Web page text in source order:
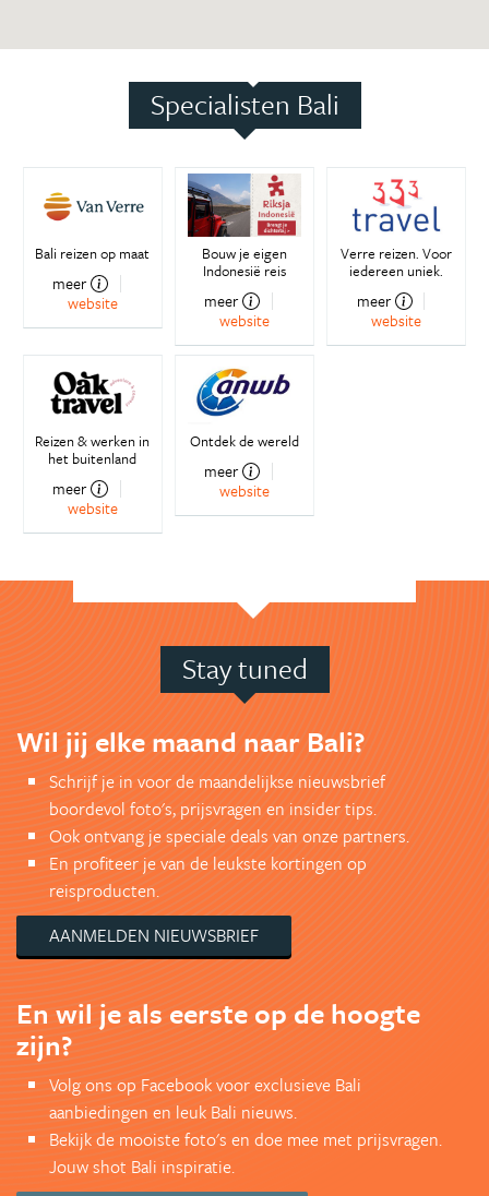
Specialisten Bali
Bali reizen op maat
meer
website
Bouw je eigen
Indonesië reis
meer
website
Verre reizen. Voor
iedereen uniek.
meer
website
Reizen & werken in
het buitenland
meer
website
Ontdek de wereld
meer
website
Stay tuned
Wil jij elke maand naar Bali?
Schrijf je in voor de maandelijkse nieuwsbrief
boordevol foto's, prijsvragen en insider tips.
Ook ontvang je speciale deals van onze partners.
En profiteer je van de leukste kortingen op
reisproducten.
AANMELDEN NIEUWSBRIEF
En wil je als eerste op de hoogte
zijn?
Volg ons op Facebook voor exclusieve Bali
aanbiedingen en leuk Bali nieuws.
Bekijk de mooiste foto's en doe mee met prijsvragen.
Jouw shot Bali inspiratie.